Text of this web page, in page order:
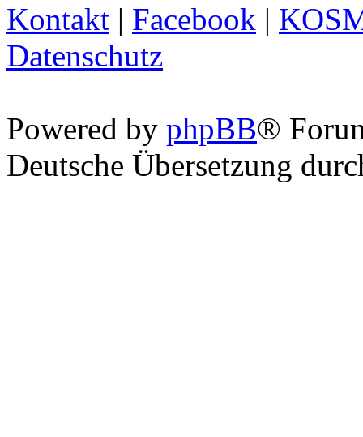
Kontakt | Facebook |
Datenschutz
Powered by phpBB®
Deutsche Übersetzung